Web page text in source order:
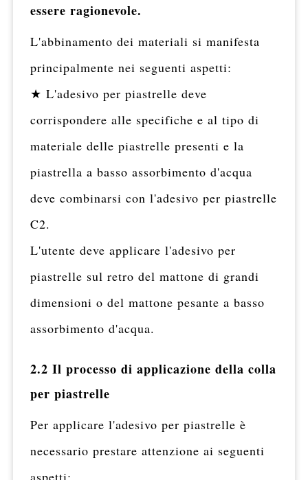
essere ragionevole.
L'abbinamento dei materiali si manifesta
principalmente nei seguenti aspetti:
★ L'adesivo per piastrelle deve
corrispondere alle specifiche e al tipo di
materiale delle piastrelle presenti e la
piastrella a basso assorbimento d'acqua
deve combinarsi con l'adesivo per piastrelle
C2.
L'utente deve applicare l'adesivo per
piastrelle sul retro del mattone di grandi
dimensioni o del mattone pesante a basso
assorbimento d'acqua.
2.2 Il processo di applicazione della colla
per piastrelle
Per applicare l'adesivo per piastrelle è
necessario prestare attenzione ai seguenti
aspetti: